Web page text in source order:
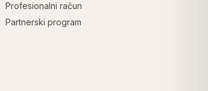
Profesionalni račun
Partnerski program